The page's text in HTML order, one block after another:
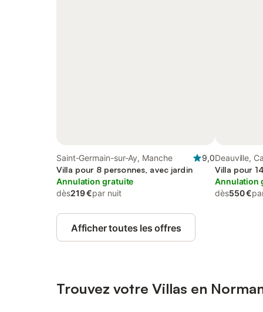
Saint-Germain-sur-Ay, Manche
9,0
Villa pour 8 personnes, avec jardin
Annulation gratuite
dès219 €par nuit
Deauville,
Villa pour
Annulation
dès550 €
Afficher toutes les offres
Trouvez votre Villas en